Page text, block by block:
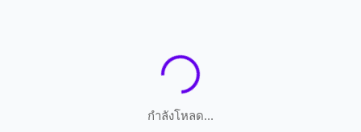
กำลังโหลด...